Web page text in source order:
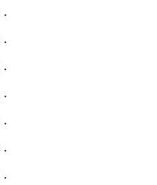
·
·
·
·
·
·
·